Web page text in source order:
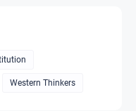
Western Thinkers